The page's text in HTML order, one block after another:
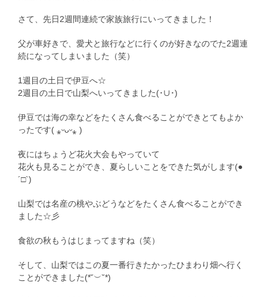
さて、先日2週間連続で家族旅行にいってきました！
父が車好きで、愛犬と旅行などに行くのが好きなのでた2週連
続になってしまいました（笑）
1週目の土日で伊豆へ☆
2週目の土日で山梨へいってきました(･∪･)
伊豆では海の幸などをたくさん食べることができとてもよか
ったです( ⁎ᵕᴗᵕ⁎ )
夜にはちょうど花火大会もやっていて
花火も見ることができ、夏らしいことをできた気がします(●
´□`)
山梨では名産の桃やぶどうなどをたくさん食べることができ
ました☆彡
食欲の秋もうはじまってますね（笑）
そして、山梨ではこの夏一番行きたかったひまわり畑へ行く
ことができました(*˘︶˘*)